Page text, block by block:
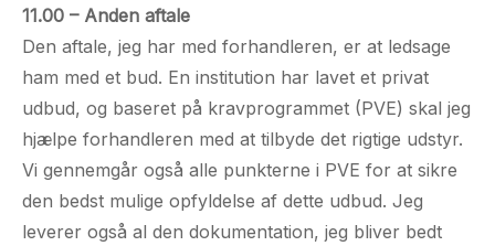
11.00 – Anden aftale
Den aftale, jeg har med forhandleren, er at ledsage
ham med et bud. En institution har lavet et privat
udbud, og baseret på kravprogrammet (PVE) skal jeg
hjælpe forhandleren med at tilbyde det rigtige udstyr.
Vi gennemgår også alle punkterne i PVE for at sikre
den bedst mulige opfyldelse af dette udbud. Jeg
leverer også al den dokumentation, jeg bliver bedt